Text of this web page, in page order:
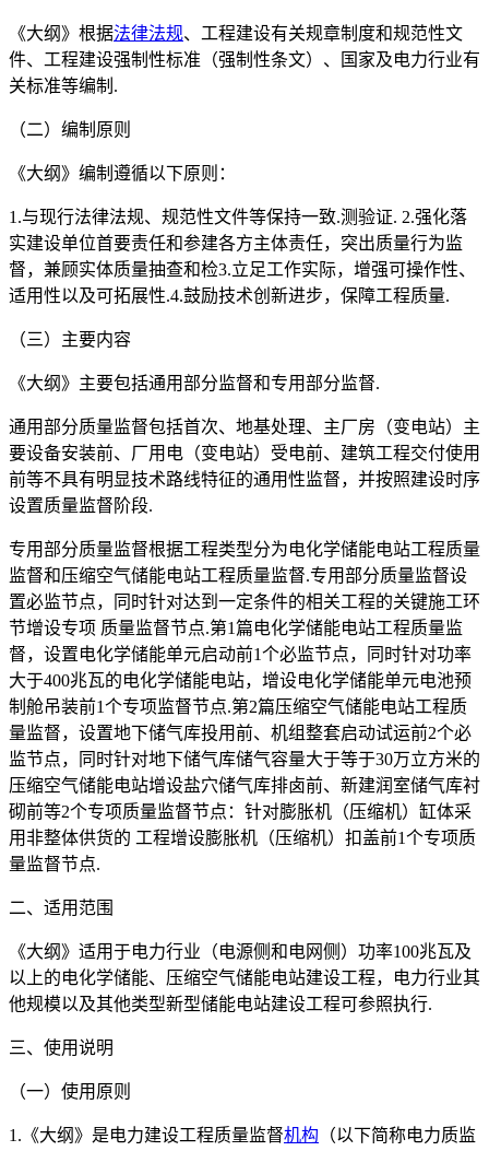
《大纲》根据法律法规、工程建设有关规章制度和规范性文
件、工程建设强制性标准（强制性条文）、国家及电力行业有
关标准等编制.
（二）编制原则
《大纲》编制遵循以下原则：
1.与现行法律法规、规范性文件等保持一致.测验证. 2.强化落
实建设单位首要责任和参建各方主体责任，突出质量行为监
督，兼顾实体质量抽查和检3.立足工作实际，增强可操作性、
适用性以及可拓展性.4.鼓励技术创新进步，保障工程质量.
（三）主要内容
《大纲》主要包括通用部分监督和专用部分监督.
通用部分质量监督包括首次、地基处理、主厂房（变电站）主
要设备安装前、厂用电（变电站）受电前、建筑工程交付使用
前等不具有明显技术路线特征的通用性监督，并按照建设时序
设置质量监督阶段.
专用部分质量监督根据工程类型分为电化学储能电站工程质量
监督和压缩空气储能电站工程质量监督.专用部分质量监督设
置必监节点，同时针对达到一定条件的相关工程的关键施工环
节增设专项 质量监督节点.第1篇电化学储能电站工程质量监
督，设置电化学储能单元启动前1个必监节点，同时针对功率
大于400兆瓦的电化学储能电站，增设电化学储能单元电池预
制舱吊装前1个专项监督节点.第2篇压缩空气储能电站工程质
量监督，设置地下储气库投用前、机组整套启动试运前2个必
监节点，同时针对地下储气库储气容量大于等于30万立方米的
压缩空气储能电站增设盐穴储气库排卤前、新建润室储气库衬
砌前等2个专项质量监督节点：针对膨胀机（压缩机）缸体采
用非整体供货的 工程增设膨胀机（压缩机）扣盖前1个专项质
量监督节点.
二、适用范围
《大纲》适用于电力行业（电源侧和电网侧）功率100兆瓦及
以上的电化学储能、压缩空气储能电站建设工程，电力行业其
他规模以及其他类型新型储能电站建设工程可参照执行.
三、使用说明
（一）使用原则
1.《大纲》是电力建设工程质量监督机构 （以下简称电力质监